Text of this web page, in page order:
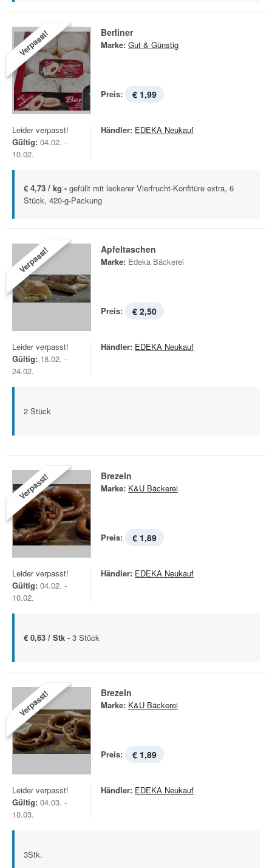
Verpasst! Berliner
Marke: Gut & Günstig
Preis: € 1,99
Leider verpasst!
Gültig: 04.02. -
10.02.
Händler: EDEKA Neukauf
€ 4,73 / kg - gefüllt mit leckerer Vierfrucht-Konfitüre extra, 6
Stück, 420-g-Packung
Verpasst! Apfeltaschen
Marke: Edeka Bäckerei
Preis: € 2,50
Leider verpasst!
Gültig: 18.02. -
24.02.
Händler: EDEKA Neukauf
2 Stück
Verpasst! Brezeln
Marke: K&U Bäckerei
Preis: € 1,89
Leider verpasst!
Gültig: 04.02. -
10.02.
Händler: EDEKA Neukauf
€ 0,63 / Stk - 3 Stück
Verpasst! Brezeln
Marke: K&U Bäckerei
Preis: € 1,89
Leider verpasst!
Gültig: 04.03. -
10.03.
Händler: EDEKA Neukauf
3Stk.